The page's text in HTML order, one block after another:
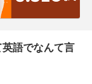
語でなんて言